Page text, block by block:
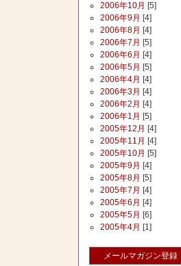
2006年10月 [5]
2006年9月 [4]
2006年8月 [4]
2006年7月 [5]
2006年6月 [4]
2006年5月 [5]
2006年4月 [4]
2006年3月 [4]
2006年2月 [4]
2006年1月 [5]
2005年12月 [4]
2005年11月 [4]
2005年10月 [5]
2005年9月 [4]
2005年8月 [5]
2005年7月 [4]
2005年6月 [4]
2005年5月 [6]
2005年4月 [1]
メールマガジン登録